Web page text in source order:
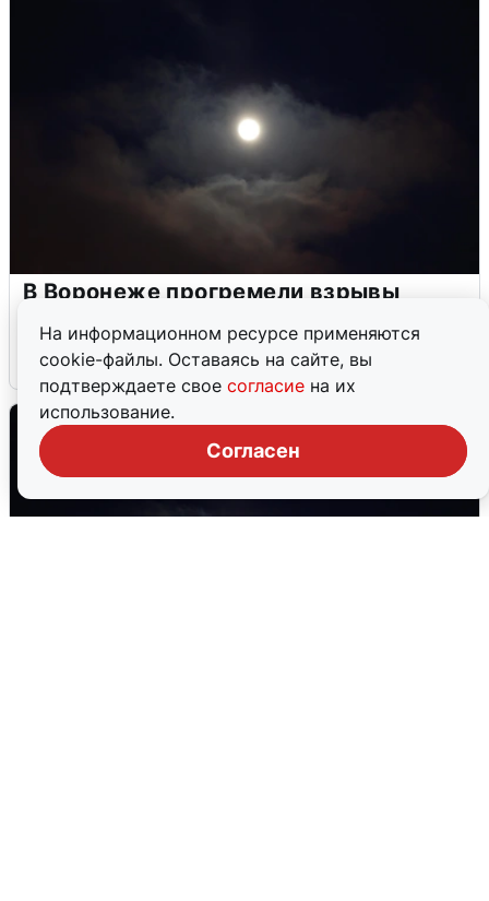
На информационном ресурсе применяются
cookie-файлы. Оставаясь на сайте, вы
подтверждаете свое согласие на их
использование.
Согласен
В Воронеже прогремели взрывы
5 августа 0